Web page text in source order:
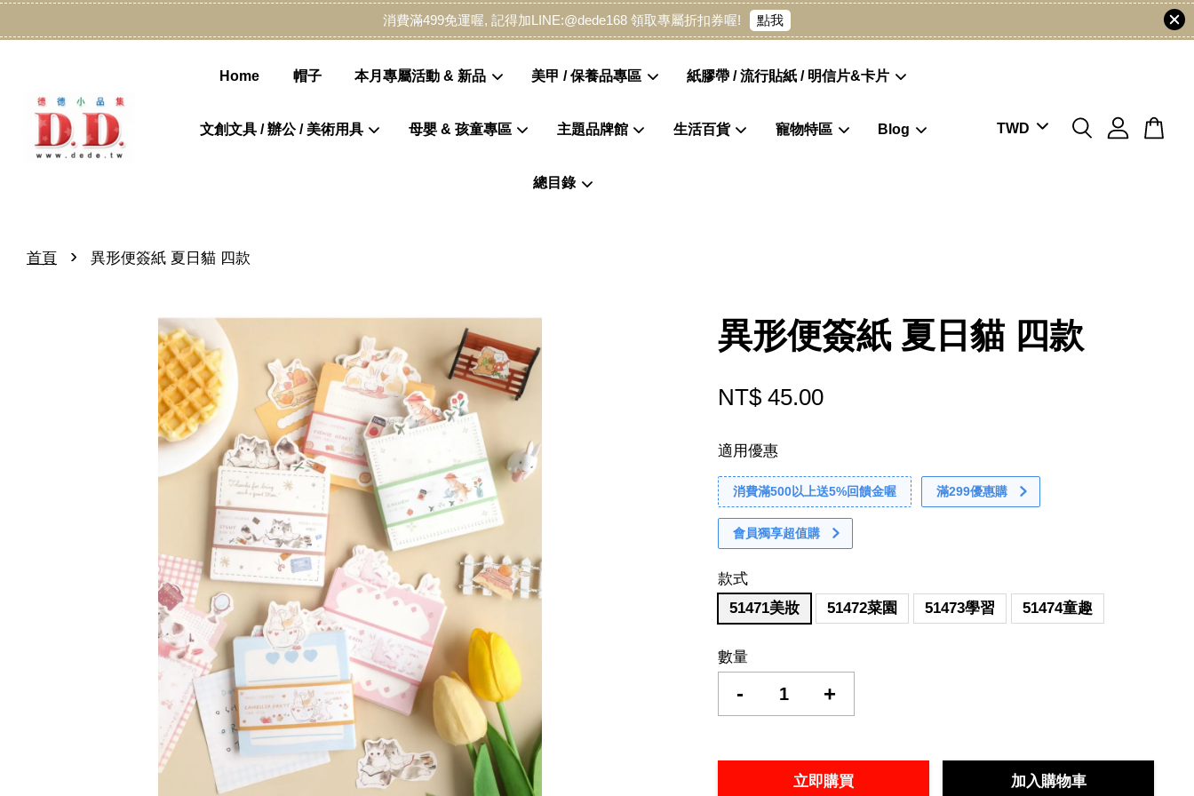
消費滿499免運喔, 記得加LINE:@dede168 領取專屬折扣券喔! 點我
Home 帽子 本月專屬活動 & 新品 美甲 / 保養品專區 紙膠帶 / 流行貼紙 / 明信片&卡片
文創文具 / 辦公 / 美術用具 母嬰 & 孩童專區 主題品牌館 生活百貨 寵物特區 Blog
總目錄
首頁 › 異形便簽紙 夏日貓 四款
異形便簽紙 夏日貓 四款
NT$ 45.00
適用優惠
消費滿500以上送5%回饋金喔 滿299優惠購
會員獨享超值購
款式
51471美妝
51472菜園 51473學習 51474童趣
數量
- +
立即購買 加入購物車